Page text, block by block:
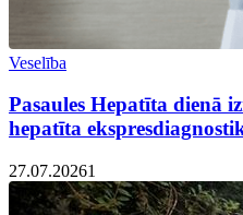
Veselība
Pasaules Hepatīta dienā
hepatīta
27.07.20261